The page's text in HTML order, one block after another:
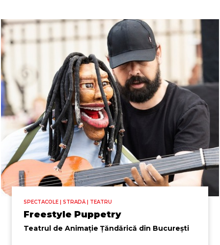
SPECTACOLE | STRADĂ | TEATRU
Freestyle Puppetry
Teatrul de Animație Țăndărică din București